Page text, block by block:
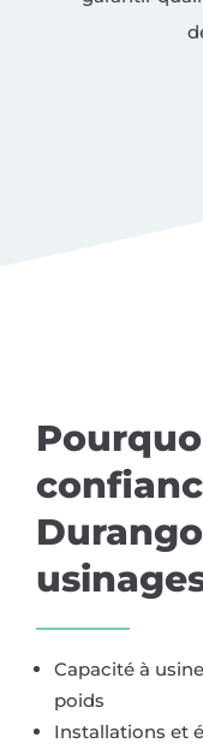
Capacité à
poids
Installations et